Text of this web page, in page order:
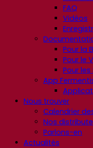
FAQ
Vidéos
Pour la
Pour le
Pour les
App
Nous trouver
Calendrier
Nos
Parlons-en
Actualités